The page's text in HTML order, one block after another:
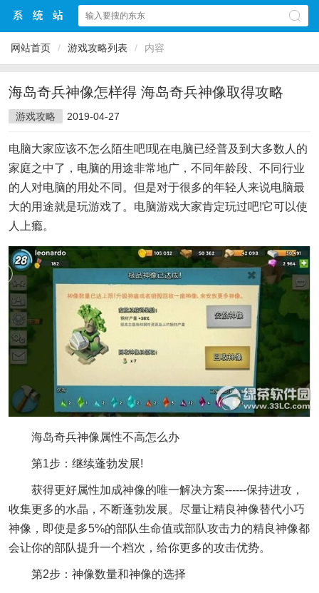
网站首页 / 游戏攻略列表 / 内容
海岛奇兵神像怎样得 海岛奇兵神像取得攻略
游戏攻略 2019-04-27
电脑大家应该不怎么陌生吧!现在电脑已经普及到大多数人的
家庭之中了，电脑的用途非常地广，不同年龄段、不同行业
的人对电脑的用处不同。但是对于很多的年轻人来说电脑最
大的用途就是玩游戏了。电脑游戏大家肯定玩过吧!它可以使
人上瘾。
海岛奇兵神像属性不高怎么办
第1步：继续蓬勃发展!
获得更好属性加成神像的唯一解决方案------保持进攻，
收集更多的水晶，不断蓬勃发展。尽量让精良神像替代小巧
神像，即使是多5%的部队生命值或部队攻击力的精良神像都
会让你的部队提升一个档次，给你更多的攻击优势。
第2步：神像数量和神像的选择